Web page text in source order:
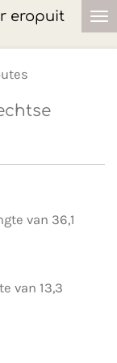
eropuit
van 36,1
van 13,3